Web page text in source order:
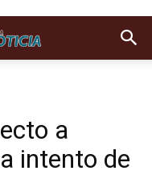
a
intento de